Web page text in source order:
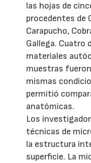
las hojas de
procedentes de
Carapucho,
Gallega. Cuatro
materiales
muestras
mismas
permitió
anatómicas.
Los
técnicas de
la estructura
superficie. La